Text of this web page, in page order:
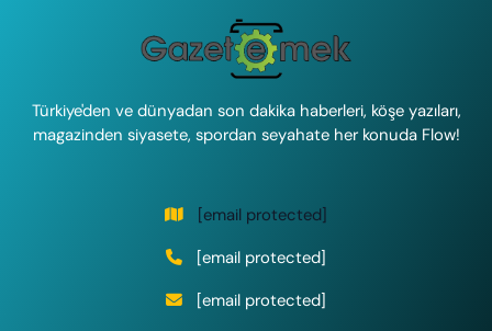
Türkiye'den ve dünyadan son dakika haberleri, köşe yazıları,
magazinden siyasete, spordan seyahate her konuda Flow!
[email protected]
[email protected]
[email protected]